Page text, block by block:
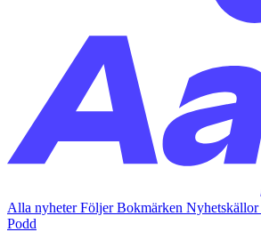
Alla nyheterFöljerBokmärken Nyhetskällor
Podd